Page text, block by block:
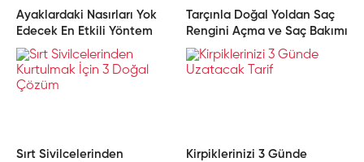
Ayaklardaki Nasırları Yok
Edecek En Etkili Yöntem
Tarçınla Doğal Yoldan Saç
Rengini Açma ve Saç Bakımı
Sırt Sivilcelerinden
Kirpiklerinizi 3 Günde